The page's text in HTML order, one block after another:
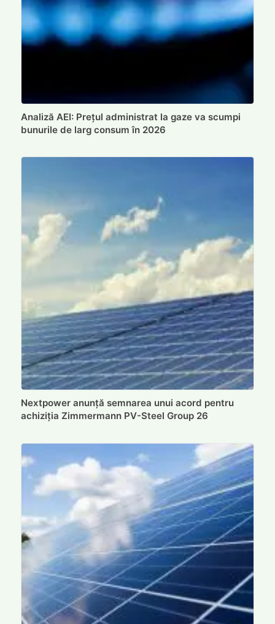
Analiză AEI: Prețul administrat la gaze va scumpi
bunurile de larg consum în 2026
Nextpower anunță semnarea unui acord pentru
achiziția Zimmermann PV-Steel Group 26